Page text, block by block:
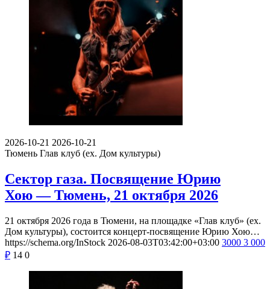
2026-10-21 2026-10-21
Тюмень Глав клуб (ex. Дом культуры)
Сектор газа. Посвящение Юрию
Хою — Тюмень, 21 октября 2026
21 октября 2026 года в Тюмени, на площадке «Глав клуб» (ex.
Дом культуры), состоится концерт-посвящение Юрию Хою…
https://schema.org/InStock 2026-08-03T03:42:00+03:00 3000 3 000
₽ 14 0